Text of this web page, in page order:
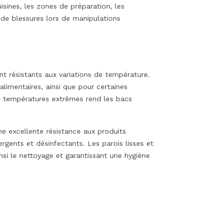
les zones de préparation, les
blessures lors de manipulations
résistants aux variations de température.
ainsi que pour certaines
extrêmes rend les bacs
excellente résistance aux produits
et désinfectants. Les parois lisses et
le nettoyage et garantissant une hygiène